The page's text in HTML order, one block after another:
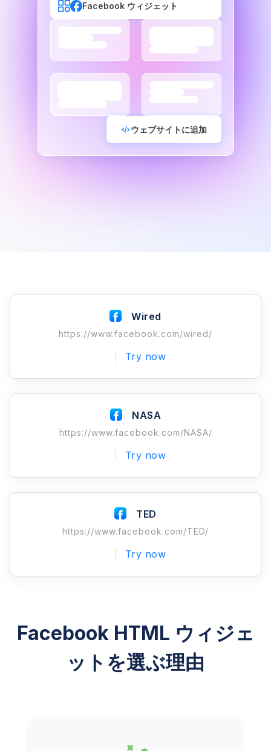
Facebook ウィジェット
ウェブサイトに追加
Wired
https://www.facebook.com/wired/
Try now
NASA
https://www.facebook.com/NASA/
Try now
TED
https://www.facebook.com/TED/
Try now
Facebook HTML ウィジェ
ットを選ぶ理由